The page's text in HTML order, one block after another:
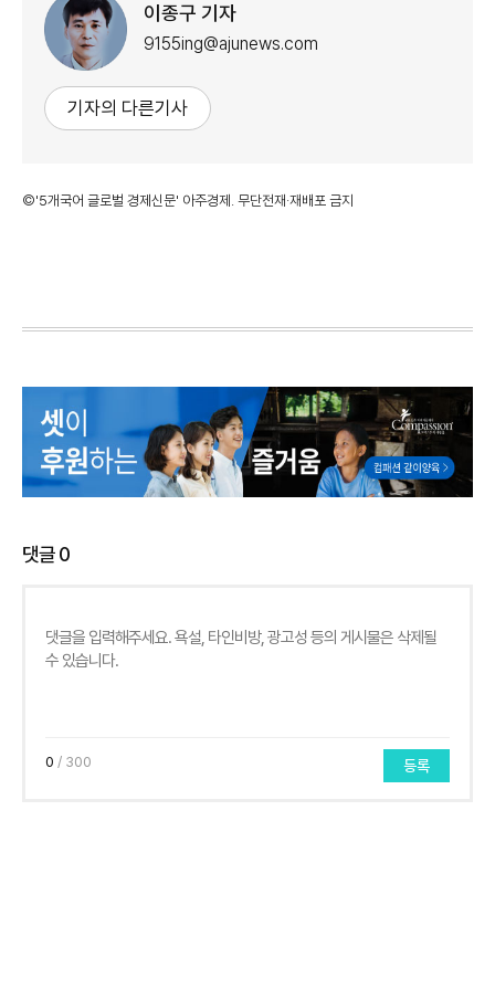
이종구 기자
9155ing@ajunews.com
기자의 다른기사
©'5개국어 글로벌 경제신문' 아주경제. 무단전재·재배포 금지
댓글0
0 / 300 등록